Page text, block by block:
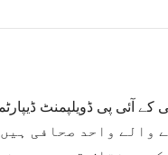
والے واحد صحافی